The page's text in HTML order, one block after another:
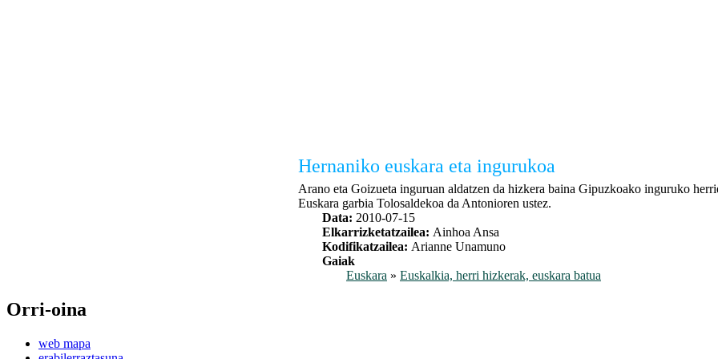
Hernaniko euskara eta ingurukoa
Arano eta Goizueta inguruan aldatzen da hizkera baina Gipuzkoako inguruko
Euskara garbia Tolosaldekoa da Antonioren ustez.
Data: 2010-07-15
Elkarrizketatzailea: Ainhoa Ansa
Kodifikatzailea: Arianne Unamuno
Gaiak
Euskara » Euskalkia, herri hizkerak, euskara batua
Orri-oina
web mapa